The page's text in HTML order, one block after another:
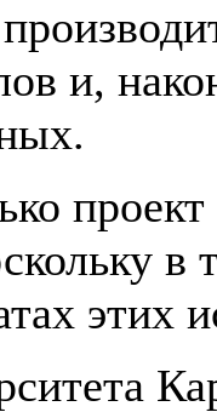
и,